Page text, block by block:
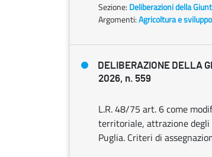
Sezione: Deliberazioni della
Argomenti:Agricoltura e
DELIBERAZIONE DELLA
2026, n. 559
L.R. 48/75 art. 6 come
territoriale, attrazione degli
Puglia. Criteri di